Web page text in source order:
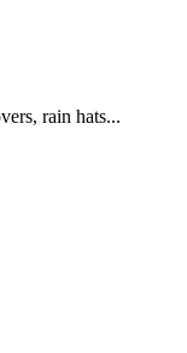
rain hats...